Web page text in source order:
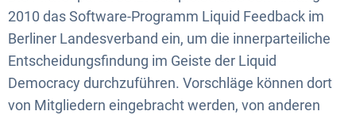
2010 das Software-Programm Liquid Feedback im
Berliner Landesverband ein, um die innerparteiliche
Entscheidungsfindung im Geiste der Liquid
Democracy durchzuführen. Vorschläge können dort
von Mitgliedern eingebracht werden, von anderen